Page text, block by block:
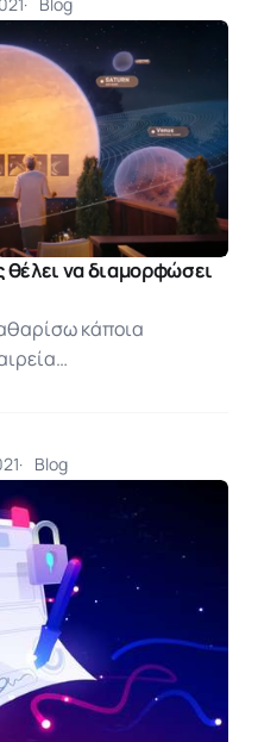
θέλει να διαμορφώσει
κάποια
Blog